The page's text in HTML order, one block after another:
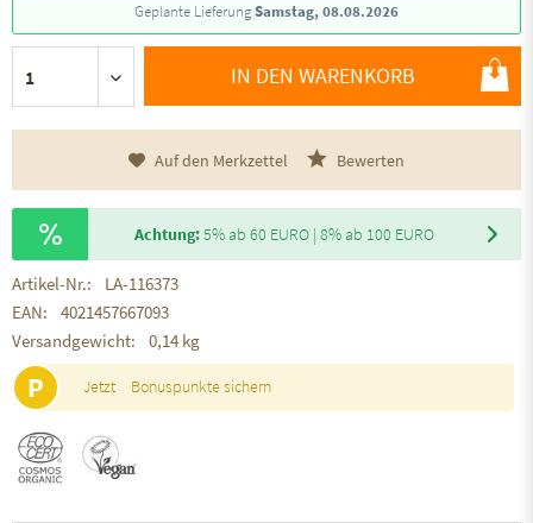
Geplante LieferungSamstag, 08.08.2026
IN DEN WARENKORB
Auf den Merkzettel Bewerten
Achtung:5% ab 60 EURO | 8% ab 100 EURO
Artikel-Nr.:
LA-116373
EAN:
4021457667093
Versandgewicht:
0,14 kg
P Jetzt Bonuspunkte sichern